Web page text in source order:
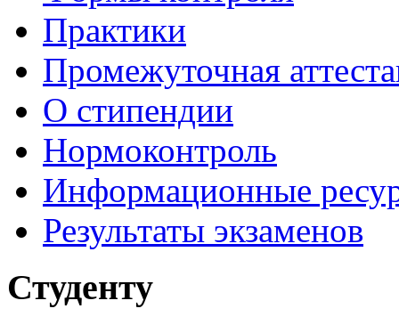
Практики
Промежуточная
О стипендии
Нормоконтроль
Информационные
Результаты экзаменов
Студенту